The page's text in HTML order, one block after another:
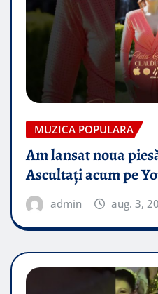
MUZICA POPULARA
Am lansat noua
Ascultați acum pe
admin aug. 3,